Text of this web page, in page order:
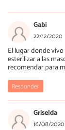
26/04/
Noc, espero
traer una persona
Gabi
22/12/2020
El lugar donde
esterilizar a las
recomendar para
Responder
Griselda
16/08/2020